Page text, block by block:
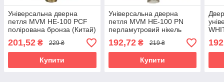
Універсальна дверна
петля MVM HE-100 PCF
полірована бронза (Китай)
201,52 ₴ 229 ₴
Купити
Універсальна дверна
петля MVM HE-100 PN
перламутровий нікель
(Китай)
192,72₴ 219 ₴
Купити